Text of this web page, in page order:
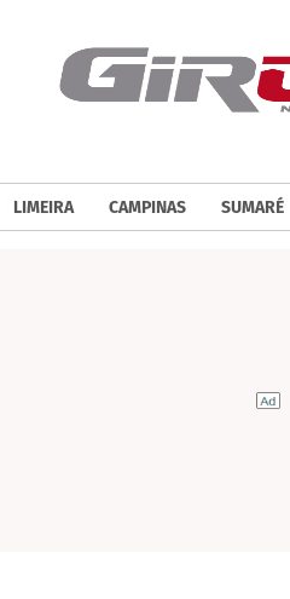
LIMEIRA CAMPINAS SUMARÉ